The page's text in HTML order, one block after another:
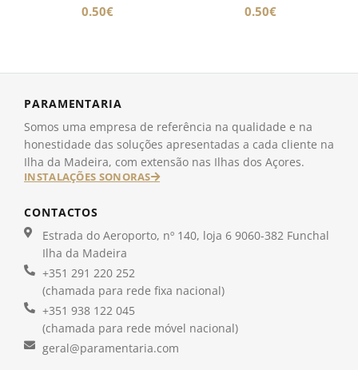
0.50€
0.50€
PARAMENTARIA
Somos uma empresa de referência na qualidade e na
honestidade das soluções apresentadas a cada cliente na
Ilha da Madeira, com extensão nas Ilhas dos Açores.
INSTALAÇÕES SONORAS
CONTACTOS
Estrada do Aeroporto, nº 140, loja 6 9060-382 Funchal
Ilha da Madeira
+351 291 220 252
(chamada para rede fixa nacional)
+351 938 122 045
(chamada para rede móvel nacional)
geral@paramentaria.com